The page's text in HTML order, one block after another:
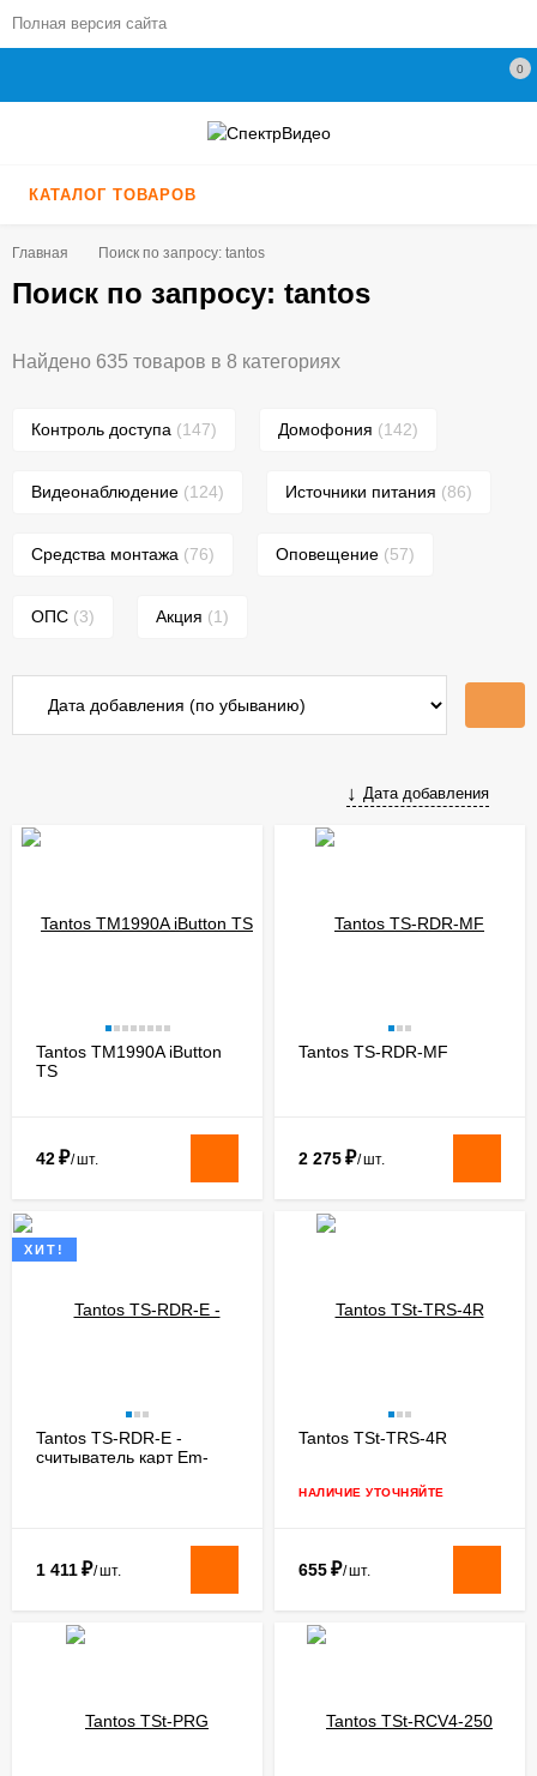
Полная версия сайта
0
КАТАЛОГ ТОВАРОВ
Главная Поиск по запросу: tantos
Поиск по запросу: tantos
Найдено 635 товаров в 8 категориях
Контроль доступа (147) Домофония (142)
Видеонаблюдение (124) Источники питания (86)
Средства монтажа (76) Оповещение (57)
ОПС (3) Акция (1)
Дата добавления
Tantos TM1990A iButton
TS
42₽/шт.
Tantos TS-RDR-MF
2 275₽/шт.
ХИТ!
Tantos TS-RDR-E -
считыватель карт Em-
1 411₽/шт.
Tantos TSt-TRS-4R
НАЛИЧИЕ УТОЧНЯЙТЕ
655₽/шт.